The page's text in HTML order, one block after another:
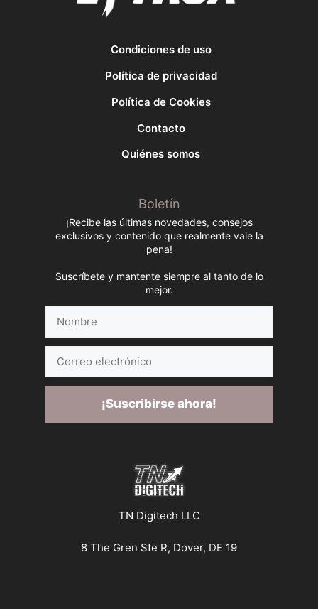
Condiciones de uso
Política de privacidad
Política de Cookies
Contacto
Quiénes somos
Boletín
¡Recibe las últimas novedades, consejos
exclusivos y contenido que realmente vale la
pena!
Suscríbete y mantente siempre al tanto de lo
mejor.
electrónico
¡Suscribirse ahora!
TN Digitech LLC
8 The Gren Ste R, Dover, DE 19